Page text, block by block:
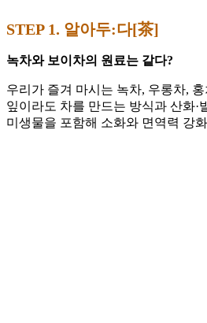
STEP 1. 알아두:다[茶]
녹차와 보이차의 원료는 같다?
우리가 즐겨 마시는 녹차, 우롱차,
잎이라도 차를 만드는 방식과 산화
미생물을 포함해 소화와 면역력 강